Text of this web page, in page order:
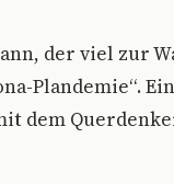
der viel zur
Plandemie“.
dem